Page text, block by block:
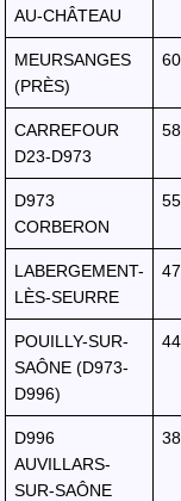
AU-CHÂTEAU
MEURSANGES
(PRÈS)
CARREFOUR
D23-D973
D973
CORBERON
LABERGEMENT-
LÈS-SEURRE
POUILLY-SUR-
SAÔNE (D973-
D996)
D996
AUVILLARS-
SUR-SAÔNE